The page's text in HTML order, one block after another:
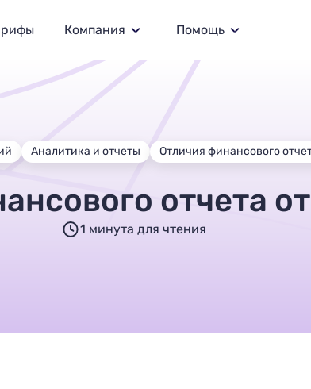
Компания Помощь
Аналитика и отчеты Отличия финансового
отчета
1 минута для чтения